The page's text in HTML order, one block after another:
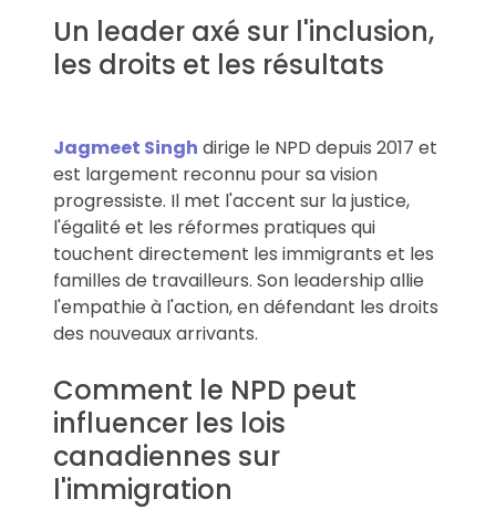
Un leader axé sur l'inclusion,
les droits et les résultats
Jagmeet Singh dirige le NPD depuis 2017 et
est largement reconnu pour sa vision
progressiste. Il met l'accent sur la justice,
l'égalité et les réformes pratiques qui
touchent directement les immigrants et les
familles de travailleurs. Son leadership allie
l'empathie à l'action, en défendant les droits
des nouveaux arrivants.
Comment le NPD peut
influencer les lois
canadiennes sur
l'immigration